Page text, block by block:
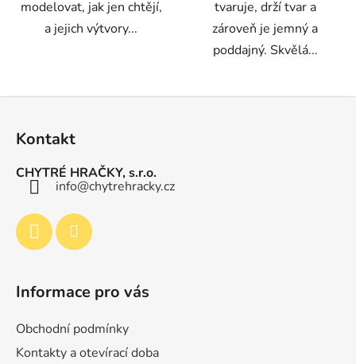
modelovat, jak jen chtějí,
a jejich výtvory...
tvaruje, drží tvar a
zároveň je jemný a
poddajný. Skvělá...
Kontakt
CHYTRÉ HRAČKY, s.r.o.
info@chytrehracky.cz
Informace pro vás
Obchodní podmínky
Kontakty a otevírací doba